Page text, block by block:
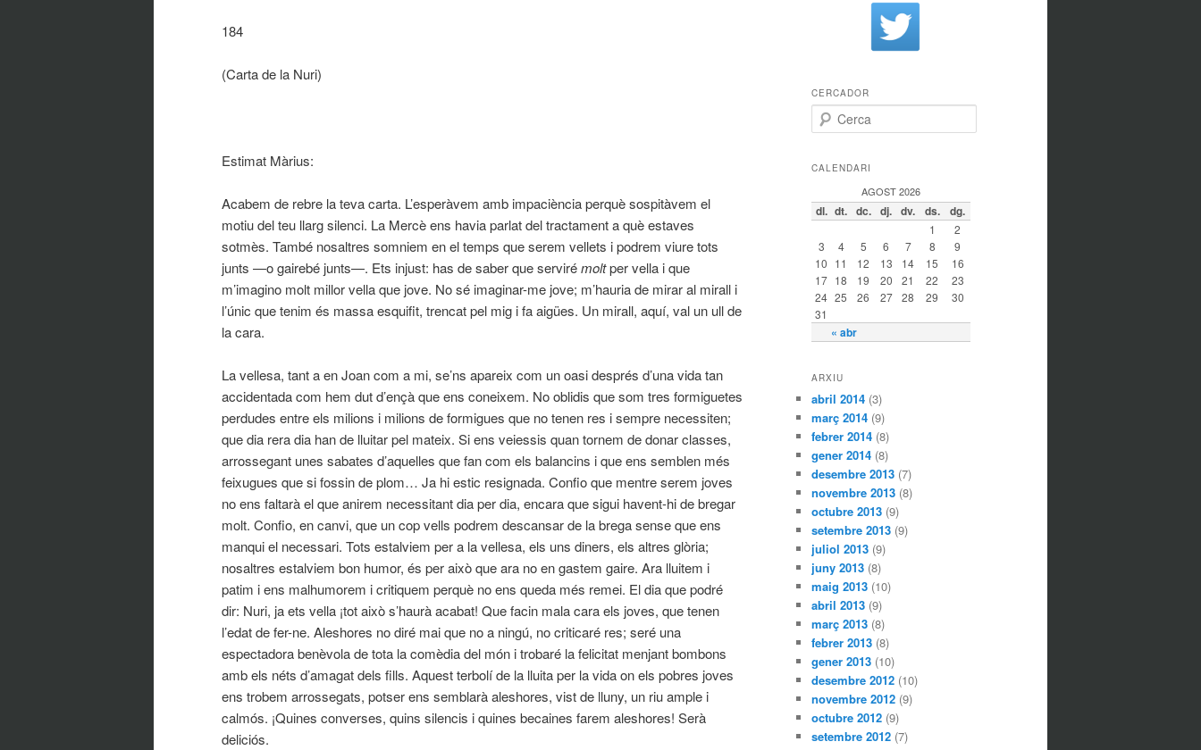
184
(Carta de la Nuri)
Estimat Màrius:
Acabem de rebre la teva carta. L’esperàvem amb impaciència perquè sospitàvem el
motiu del teu llarg silenci. La Mercè ens havia parlat del tractament a què estaves
sotmès. També nosaltres somniem en el temps que serem vellets i podrem viure tots
junts —o gairebé junts—. Ets injust: has de saber que servirémoltper vella i que
m’imagino molt millor vella que jove. No sé imaginar-me jove; m’hauria de mirar al mirall i
l’únic que tenim és massa esquifit, trencat pel mig i fa aigües. Un mirall, aquí, val un ull de
la cara.
La vellesa, tant a en Joan com a mi, se’ns apareix com un oasi després d’una vida tan
accidentada com hem dut d’ençà que ens coneixem. No oblidis que som tres formiguetes
perdudes entre els milions i milions de formigues que no tenen res i sempre necessiten;
que dia rera dia han de lluitar pel mateix. Si ens veiessis quan tornem de donar classes,
arrossegant unes sabates d’aquelles que fan com els balancins i que ens semblen més
feixugues que si fossin de plom… Ja hi estic resignada. Confio que mentre serem joves
no ens faltarà el que anirem necessitant dia per dia, encara que sigui havent-hi de bregar
molt. Confio, en canvi, que un cop vells podrem descansar de la brega sense que ens
manqui el necessari. Tots estalviem per a la vellesa, els uns diners, els altres glòria;
nosaltres estalviem bon humor, és per això que ara no en gastem gaire. Ara lluitem i
patim i ens malhumorem i critiquem perquè no ens queda més remei. El dia que podré
dir: Nuri, ja ets vella ¡tot això s’haurà acabat! Que facin mala cara els joves, que tenen
l’edat de fer-ne. Aleshores no diré mai que no a ningú, no criticaré res; seré una
espectadora benèvola de tota la comèdia del món i trobaré la felicitat menjant bombons
amb els néts d’amagat dels fills. Aquest terbolí de la lluita per la vida on els pobres joves
ens trobem arrossegats, potser ens semblarà aleshores, vist de lluny, un riu ample i
calmós. ¡Quines converses, quins silencis i quines becaines farem aleshores! Serà
deliciós.
CERCADOR
Cerca
CALENDARI
AGOST 2026
dl. dt. dc. dj. dv. ds. dg.
« abr
1
2
3
4 5 6 7 8
9
10 11 12 13 14 15
16
17 18 19 20 21 22
23
24 25 26 27 28 29
30
31
ARXIU
abril 2014 (3)
març 2014 (9)
febrer 2014 (8)
gener 2014 (8)
desembre 2013 (7)
novembre 2013 (8)
octubre 2013 (9)
setembre 2013 (9)
juliol 2013 (9)
juny 2013 (8)
maig 2013 (10)
abril 2013 (9)
març 2013 (8)
febrer 2013 (8)
gener 2013 (10)
desembre 2012 (10)
novembre 2012 (9)
octubre 2012 (9)
setembre 2012 (7)